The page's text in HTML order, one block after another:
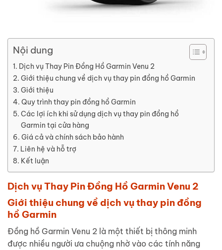
Nội dung
Dịch vụ Thay Pin Đồng Hồ Garmin Venu 2
Giới thiệu chung về dịch vụ thay pin đồng hồ Garmin
Giới thiệu
Quy trình thay pin đồng hồ Garmin
Các lợi ích khi sử dụng dịch vụ thay pin đồng hồ
Garmin tại cửa hàng
Giá cả và chính sách bảo hành
Liên hệ và hỗ trợ
Kết luận
Dịch vụ Thay Pin Đồng Hồ Garmin Venu 2
Giới thiệu chung về dịch vụ thay pin đồng
hồ Garmin
Đồng hồ Garmin Venu 2 là một thiết bị thông minh
được nhiều người ưa chuộng nhờ vào các tính năng